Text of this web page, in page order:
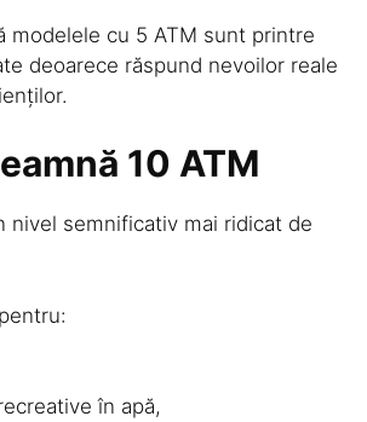
modelele cu 5 ATM sunt printre
deoarece răspund nevoilor reale
10 ATM
nivel semnificativ mai ridicat de
în apă,